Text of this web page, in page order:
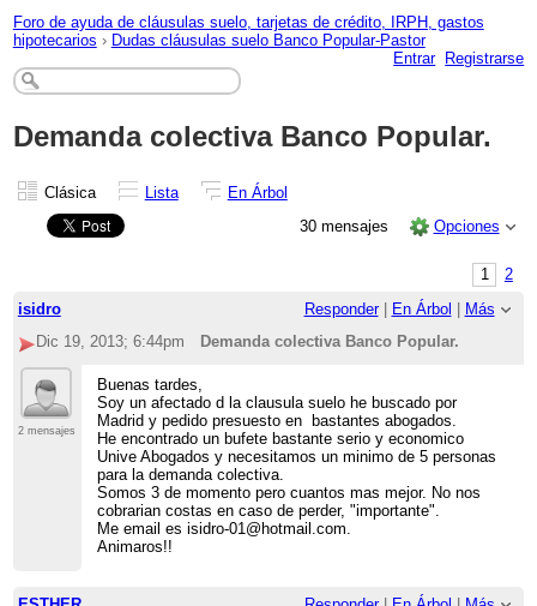
Foro de ayuda de cláusulas suelo, tarjetas de crédito, IRPH, gastos
hipotecarios › Dudas cláusulas suelo Banco Popular-Pastor
Entrar
Registrarse
Demanda colectiva Banco Popular.
Clásica Lista
En Árbol
30 mensajes
Opciones
1
2
isidro
Responder| En Árbol
Más
Dic 19, 2013; 6:44pm
Demanda colectiva Banco Popular.
2 mensajes
Buenas tardes,
Soy un afectado d la clausula suelo he buscado por
Madrid y pedido presuesto en bastantes abogados.
He encontrado un bufete bastante serio y economico
Unive Abogados y necesitamos un minimo de 5 personas
para la demanda colectiva.
Somos 3 de momento pero cuantos mas mejor. No nos
cobrarian costas en caso de perder, "importante".
Me email es isidro-01@hotmail.com.
Animaros!!